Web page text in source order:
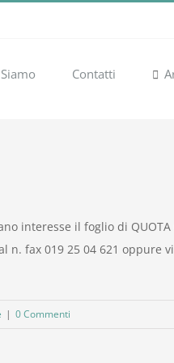
Contatti
interesse il foglio di QUOTA
fax 019 25 04 621 oppure
| 0 Commenti